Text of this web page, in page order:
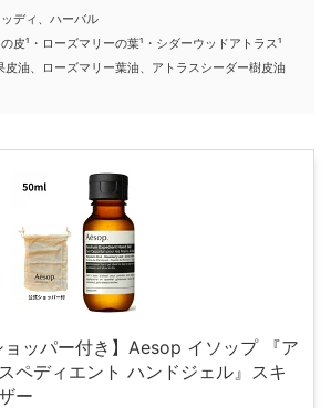
ッディ、ハーバル
皮¹・ローズマリーの葉¹・シダーウッドアトラス¹
皮油、ローズマリー葉油、アトラスシーダー樹皮油
ッパー付き】Aesop イソップ 『ア
ペディエント ハンドジェル』スキ
ー